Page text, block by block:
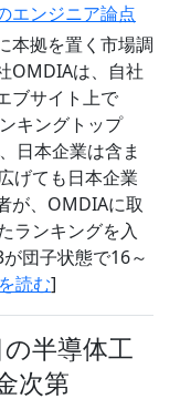
エンジニア論点
本拠を置く市場調
OMDIAは、自社
ブサイト上で
キングトップ
日本企業は含ま
げても日本企業
が、OMDIAに取
ランキングを入
団子状態で16～
読む]
半導体工
次第